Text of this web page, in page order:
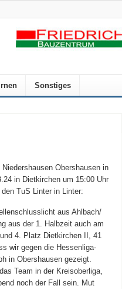
Sonstiges
Obershausen in
in Dietkirchen um 15:00 Uhr
TuS Linter in Linter:
aus Ahlbach/
aus der 1. Halbzeit auch am
4. Platz Dietkirchen II, 41
wir gegen die Hessenliga-
in Obershausen gezeigt.
Team in der Kreisoberliga,
noch der Fall sein. Mut